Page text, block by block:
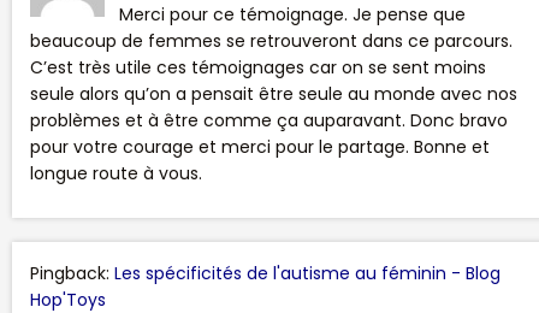
Merci pour ce témoignage. Je pense que
beaucoup de femmes se retrouveront dans ce parcours.
C’est très utile ces témoignages car on se sent moins
seule alors qu’on a pensait être seule au monde avec nos
problèmes et à être comme ça auparavant. Donc bravo
pour votre courage et merci pour le partage. Bonne et
longue route à vous.
Pingback: Les spécificités de l'autisme au féminin - Blog
Hop'Toys